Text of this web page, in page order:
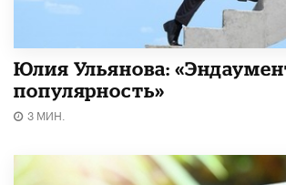
Юлия Ульянова:
популярность»
3 МИН.